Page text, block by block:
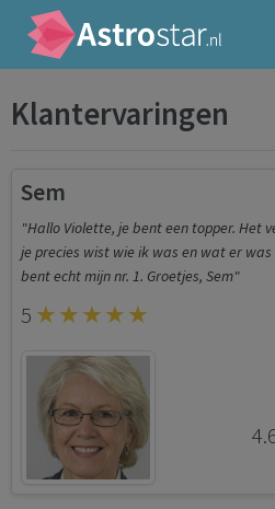
Klantervaringen
Sem
"Hallo Violette, je bent een topper. Het
je precies wist wie ik was en wat er
bent echt mijn nr. 1. Groetjes, Sem"
5